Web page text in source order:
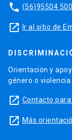
phone (56)95504
launch Ir al sitio de
Orientación y
género o violencia
launch Contacto
launch Más